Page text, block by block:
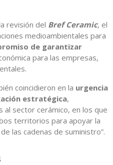
revisión del Bref Ceramic, el
medioambientales para
de garantizar
para las empresas,
coincidieron en la urgencia
estratégica,
al sector cerámico, en los que
territorios para apoyar la
las cadenas de suministro”.